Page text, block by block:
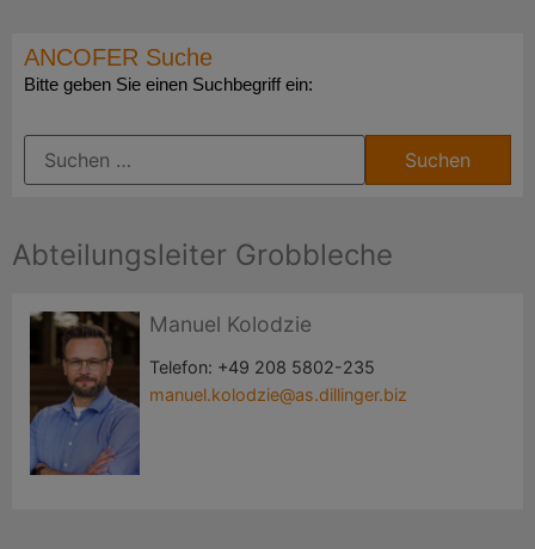
ANCOFER Suche
Bitte geben Sie einen Suchbegriff ein:
Abteilungsleiter Grobbleche
Manuel Kolodzie
Telefon: +49 208 5802-235
manuel.kolodzie@as.dillinger.biz